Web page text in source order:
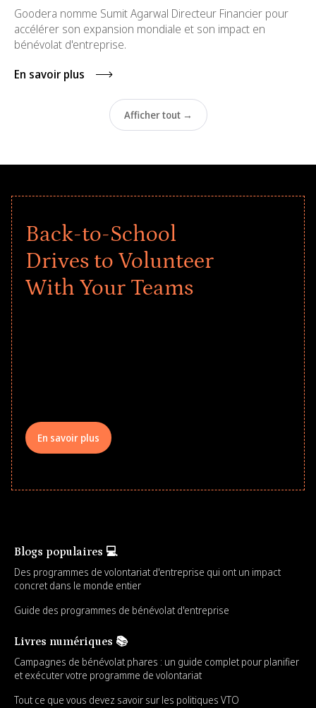
Goodera nomme Sumit Agarwal Directeur Financier pour
accélérer son expansion mondiale et son impact en
bénévolat d'entreprise.
En savoir plus
Afficher tout →
Back-to-School
Drives to Volunteer
With Your Teams
En savoir plus
Blogs populaires 💻
Des programmes de volontariat d'entreprise qui ont un impact
concret dans le monde entier
Guide des programmes de bénévolat d'entreprise
Livres numériques 📚
Campagnes de bénévolat phares : un guide complet pour planifier
et exécuter votre programme de volontariat
Tout ce que vous devez savoir sur les politiques VTO